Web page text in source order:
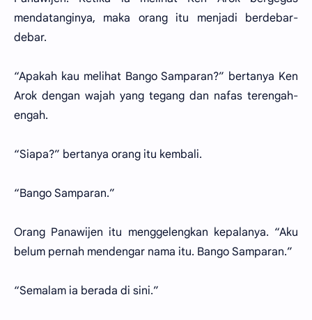
mendatanginya, maka orang itu menjadi berdebar-
debar.
“Apakah kau melihat Bango Samparan?” bertanya Ken
Arok dengan wajah yang tegang dan nafas terengah-
engah.
“Siapa?” bertanya orang itu kembali.
“Bango Samparan.”
Orang Panawijen itu menggelengkan kepalanya. “Aku
belum pernah mendengar nama itu. Bango Samparan.”
“Semalam ia berada di sini.”